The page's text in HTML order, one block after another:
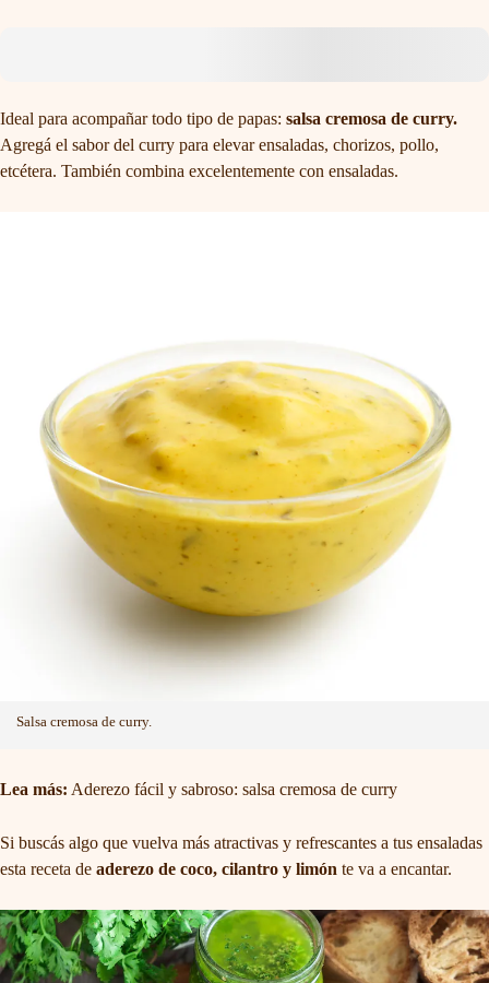
Ideal para acompañar todo tipo de papas: salsa cremosa de curry.
Agregá el sabor del curry para elevar ensaladas, chorizos, pollo,
etcétera. También combina excelentemente con ensaladas.
Salsa cremosa de curry.
Lea más: Aderezo fácil y sabroso: salsa cremosa de curry
Si buscás algo que vuelva más atractivas y refrescantes a tus ensaladas
esta receta de aderezo de coco, cilantro y limón te va a encantar.